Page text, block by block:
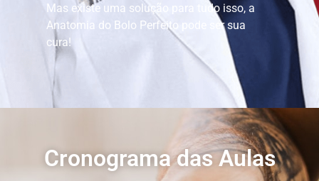
Mas existe uma solução para tudo isso, a
Anatomia do Bolo Perfeito pode ser sua
cura!
Cronograma das Aulas